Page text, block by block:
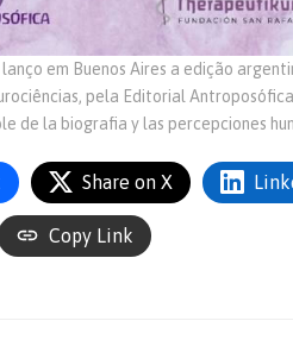
lanço em Buenos Aires a edição
pela Editorial
de la biografia y las percepciones
Share on X
Copy Link